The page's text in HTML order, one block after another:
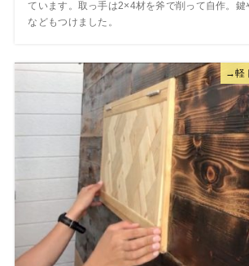
ています。取っ手は2×4材を斧で削って自作。鍵
などもつけました。
→軽